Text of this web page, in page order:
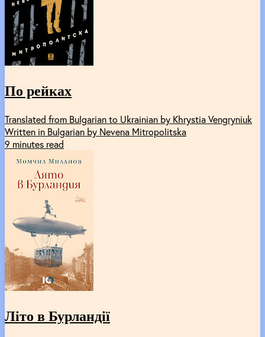
По рейках
Translated from Bulgarian to Ukrainian by Khrystia Vengryniuk
Written in Bulgarian by Nevena Mitropolitska
9 minutes read
Літо в Бурландії